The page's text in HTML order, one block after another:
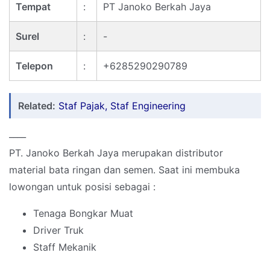
Tempat : PT Janoko Berkah Jaya
Surel : -
Telepon : +6285290290789
Related: Staf Pajak, Staf Engineering
PT. Janoko Berkah Jaya merupakan distributor
material bata ringan dan semen. Saat ini membuka
lowongan untuk posisi sebagai :
Tenaga Bongkar Muat
Driver Truk
Staff Mekanik